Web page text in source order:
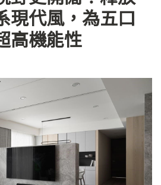
現代風，為五口
高機能性